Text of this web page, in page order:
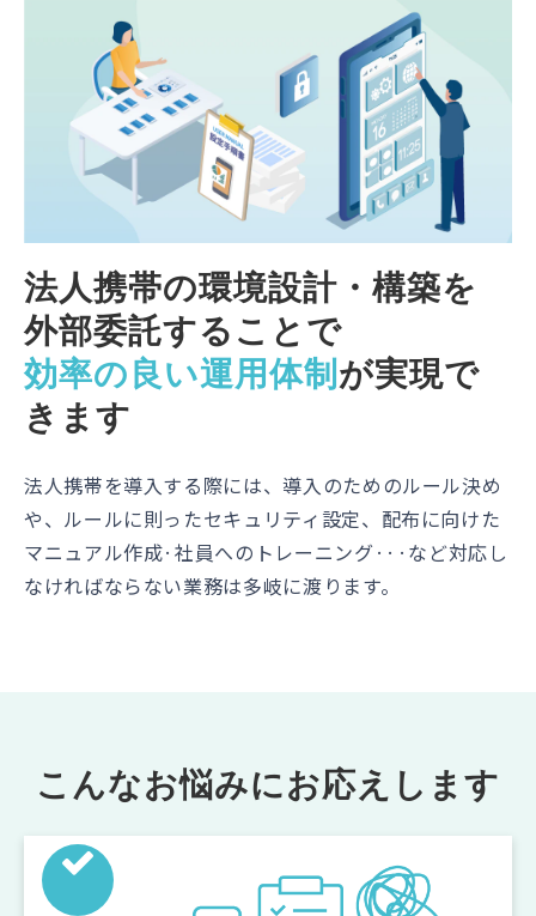
法人携帯の環境設計・構築を
外部委託することで
効率の良い運用体制 が実現で
きます
法人携帯を導入する際には、導入のためのルール決め
や、ルールに則ったセキュリティ設定、配布に向けた
マニュアル作成·社員へのトレーニング···など対応し
なければならない業務は多岐に渡ります。
こんなお悩みにお応えします